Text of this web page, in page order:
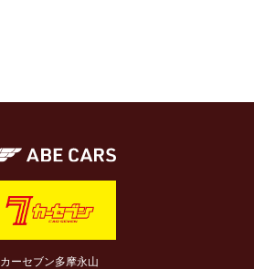
カーセブン多摩永山